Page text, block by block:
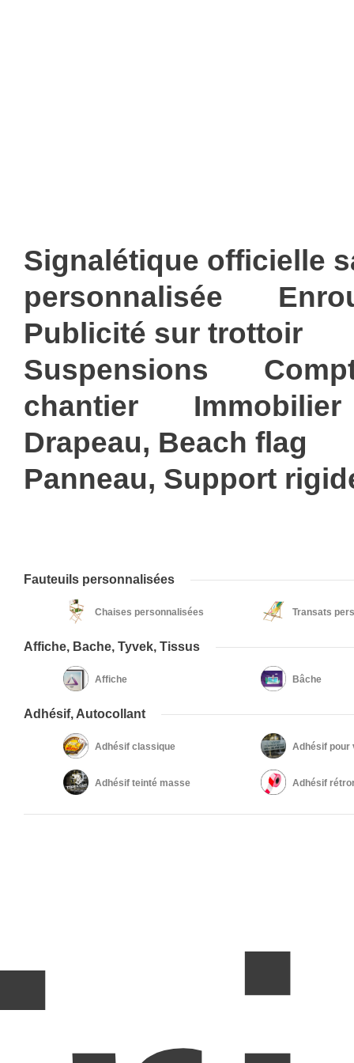
Signalétique officielle
personnalisée
Publicité sur trottoir
Suspensions
chantier
Immobilier
Drapeau, Beach flag
Panneau, Support
Fauteuils personnalisées
Chaises personnalisées Transats
Affiche, Bache, Tyvek, Tissus
Affiche Bâche
Adhésif, Autocollant
Adhésif classique Adhésif pour
Adhésif teinté masse Adhésif